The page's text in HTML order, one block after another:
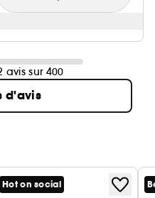
avis sur 400
d'avis
Hot on social